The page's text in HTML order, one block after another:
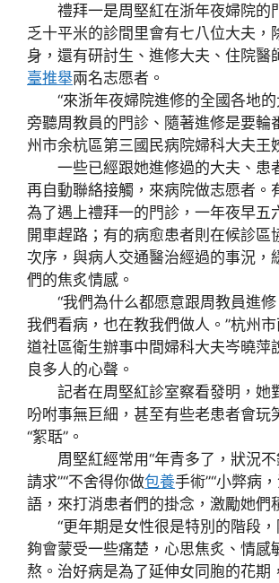
禮拜一是周堅紅在浙年夜婦院的
乏十平米的診間里會有七八位大夫，
身，還有研討生、進修大夫、住院醫
臺推舉兩名志愿者。
“來浙年夜婦院進修的全國各地的
旁聽周教員的門診、隨著進修是要輪
州市余杭區第三國民病院婦科大夫王
一些已經跟她進修過的大夫、患
再自動聯絡接觸，來病院做志愿者。
為了遇上禮拜一的門診，一年夜早五
開車趕路；有的病愈患者則在候診區
次序，與病人交通醫治經過的事況，
們的焦炙情感。
“我們為什么都愿意跟周教員進修
我們看病，也在教我們做人。”杭州
道社區衛生辦事中間婦科大夫岑曉萍
良多人的心聲。
記者在周堅紅診室察看發明，她
吩咐事無巨細，甚至有些老患者會玩
“絮聒”。
周堅紅經常用“年青多了，狀況不
請求”“不舍得你做包養手術”“小弊病
語，來打消患者們的掛念，激勵她們
“更年期是女性很是特別的階段，
夠會蒙受一些痛楚，心思焦炙、情感
熬。治好病是為了延伸女同胞的花期